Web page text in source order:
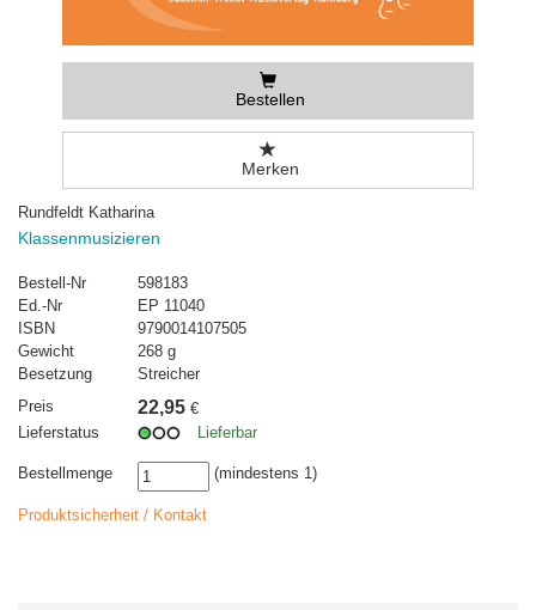
Bestellen
Merken
Rundfeldt Katharina
Klassenmusizieren
Bestell-Nr
598183
Ed.-Nr
EP 11040
ISBN
9790014107505
Gewicht
268 g
Besetzung
Streicher
Preis
22,95 €
Lieferstatus
Lieferbar
Bestellmenge (mindestens 1)
Produktsicherheit / Kontakt